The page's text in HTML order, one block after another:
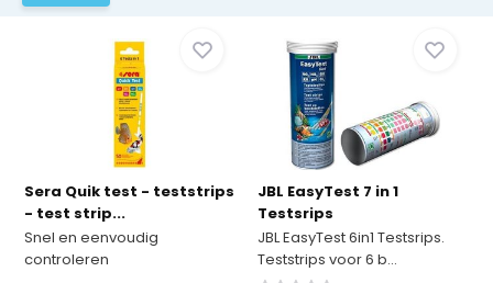
Sera Quik test - teststrips
- test strip...
Snel en eenvoudig
controleren
JBL EasyTest 7 in 1
Testsrips
JBL EasyTest 6in1 Testsrips.
Teststrips voor 6 b...